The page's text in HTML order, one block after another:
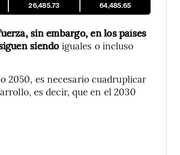
26,485.73 64,485.65
sin embargo, en los países
siendoiguales o incluso
2050, es necesario cuadruplicar
es decir, que en el 2030